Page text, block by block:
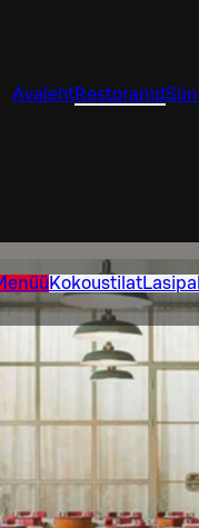
AvalehtRestoranid
Kokoustilat